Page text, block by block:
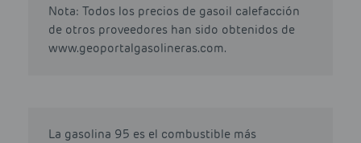
Nota: Todos los precios de gasoil calefacción
de otros proveedores han sido obtenidos de
www.geoportalgasolineras.com.
La gasolina 95 es el combustible más